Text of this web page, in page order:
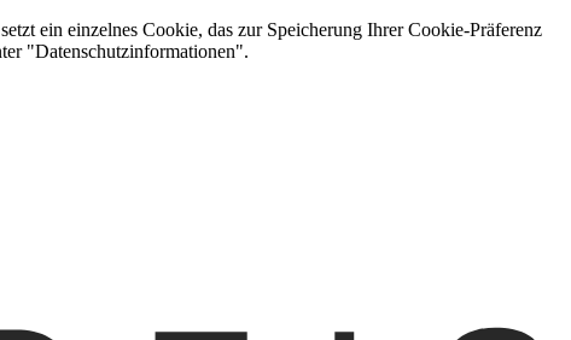
ein einzelnes Cookie, das zur Speicherung Ihrer Cookie-Präferenz
"Datenschutzinformationen".